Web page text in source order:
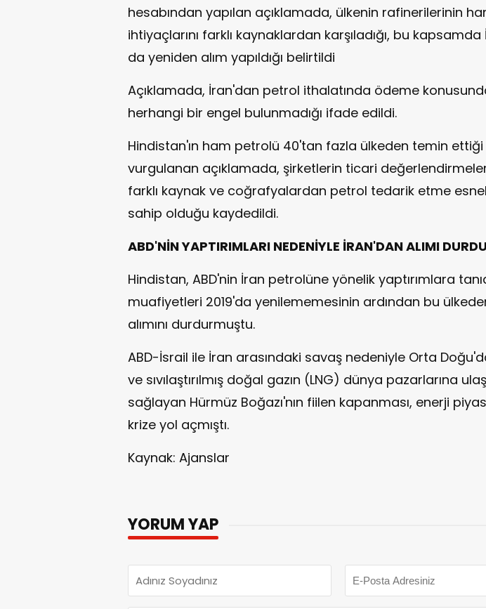
hesabından yapılan açıklamada, ülkenin rafinerilerinin
ihtiyaçlarını farklı kaynaklardan karşıladığı, bu
da yeniden alım yapıldığı belirtildi
Açıklamada, İran'dan petrol ithalatında ödeme
herhangi bir engel bulunmadığı ifade edildi.
Hindistan'ın ham petrolü 40'tan fazla ülkeden temin ettiği
vurgulanan açıklamada, şirketlerin ticari
farklı kaynak ve coğrafyalardan petrol tedarik etme
sahip olduğu kaydedildi.
ABD'NİN YAPTIRIMLARI NEDENİYLE İRAN'DAN ALIMI
Hindistan, ABD'nin İran petrolüne yönelik yaptırımlara
muafiyetleri 2019'da yenilememesinin ardından bu
alımını durdurmuştu.
ABD-İsrail ile İran arasındaki savaş nedeniyle Orta
ve sıvılaştırılmış doğal gazın (LNG) dünya pazarlarına
sağlayan Hürmüz Boğazı'nın fiilen kapanması, enerji
krize yol açmıştı.
Kaynak: Ajanslar
YORUM YAP